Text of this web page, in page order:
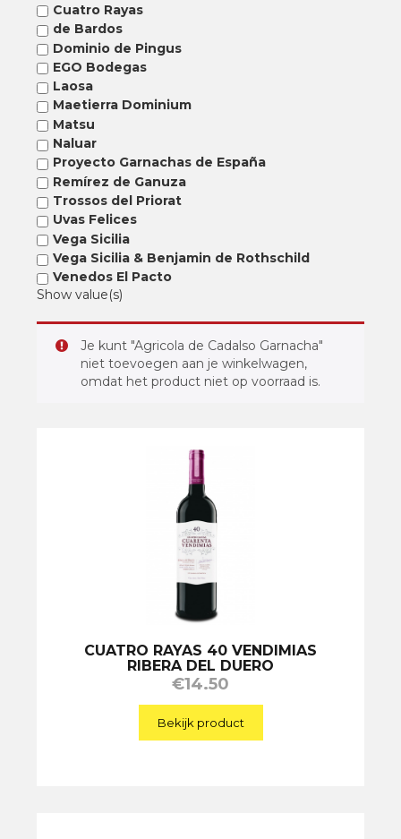
Cuatro Rayas
de Bardos
Dominio de Pingus
EGO Bodegas
Laosa
Maetierra Dominium
Matsu
Naluar
Proyecto Garnachas de España
Remírez de Ganuza
Trossos del Priorat
Uvas Felices
Vega Sicilia
Vega Sicilia & Benjamin de Rothschild
Venedos El Pacto
Show value(s)
Je kunt "Agricola de Cadalso Garnacha"
niet toevoegen aan je winkelwagen,
omdat het product niet op voorraad is.
CUATRO RAYAS 40 VENDIMIAS
RIBERA DEL DUERO
€14.50
Bekijk product